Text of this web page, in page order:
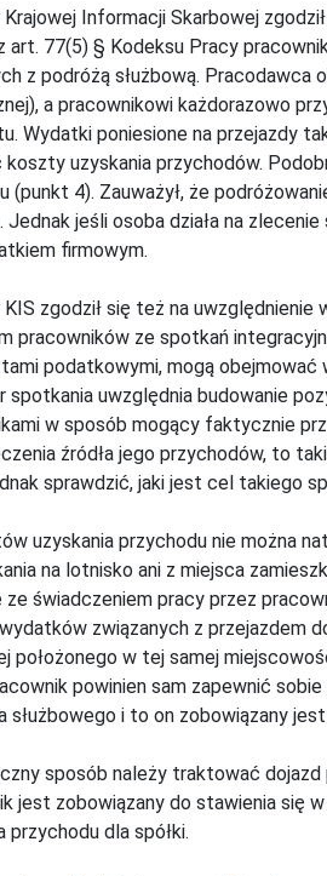
Informacji Skarbowej
art. 77(5) § Kodeksu Pracy
z podróżą służbową. Pracodawca
a pracownikowi każdorazowo
Wydatki poniesione na przejazdy
uzyskania przychodów.
(punkt 4). Zauważył, że
Jednak jeśli osoba działa na
firmowym.
zgodził się też na
pracowników ze spotkań
podatkowymi, mogą
spotkania uwzględnia budowanie
w sposób mogący faktycznie
źródła jego przychodów, to
sprawdzić, jaki jest cel takiego
uzyskania przychodu nie można
na lotnisko ani z miejsca
ze świadczeniem pracy przez
związanych z przejazdem
położonego w tej samej
powinien sam zapewnić
służbowego i to on zobowiązany
sposób należy traktować dojazd
jest zobowiązany do stawienia się
przychodu dla spółki.